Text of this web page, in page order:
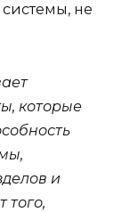
системы, не
которые
и
того,